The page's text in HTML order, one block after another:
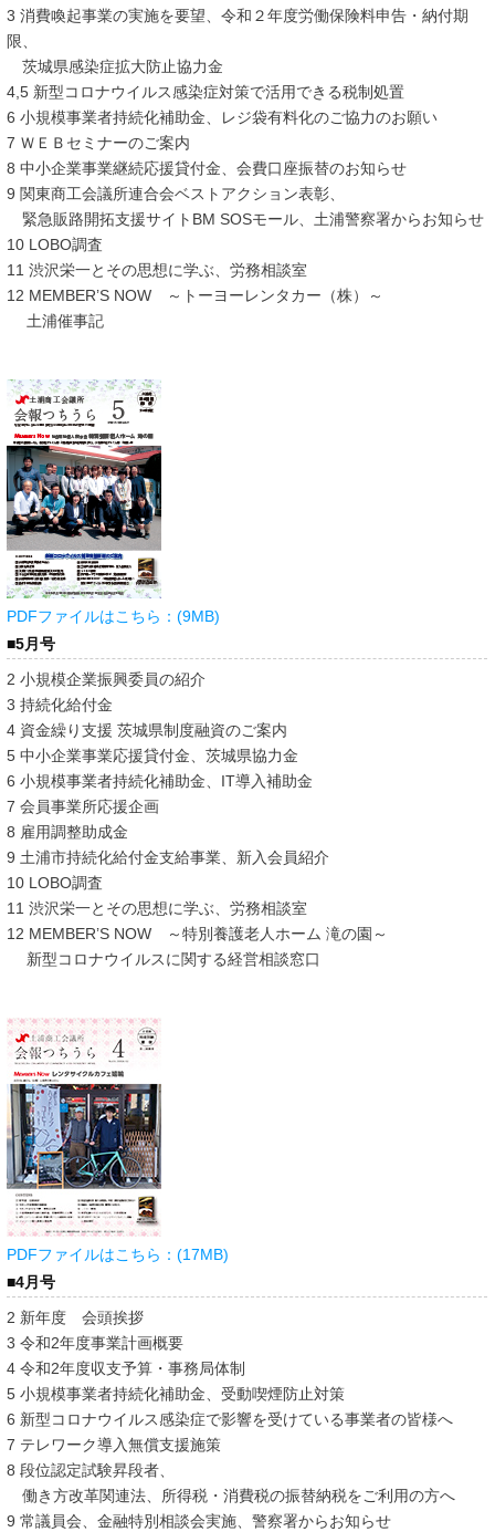
3 消費喚起事業の実施を要望、令和２年度労働保険料申告・納付期
限、
茨城県感染症拡大防止協力金
4,5 新型コロナウイルス感染症対策で活用できる税制処置
6 小規模事業者持続化補助金、レジ袋有料化のご協力のお願い
7 ＷＥＢセミナーのご案内
8 中小企業事業継続応援貸付金、会費口座振替のお知らせ
9 関東商工会議所連合会ベストアクション表彰、
緊急販路開拓支援サイトBM SOSモール、土浦警察署からお知らせ
10 LOBO調査
11 渋沢栄一とその思想に学ぶ、労務相談室
12 MEMBER’S NOW ～トーヨーレンタカー（株）～
土浦催事記
PDFファイルはこちら：(9MB)
■5月号
2 小規模企業振興委員の紹介
3 持続化給付金
4 資金繰り支援 茨城県制度融資のご案内
5 中小企業事業応援貸付金、茨城県協力金
6 小規模事業者持続化補助金、IT導入補助金
7 会員事業所応援企画
8 雇用調整助成金
9 土浦市持続化給付金支給事業、新入会員紹介
10 LOBO調査
11 渋沢栄一とその思想に学ぶ、労務相談室
12 MEMBER’S NOW ～特別養護老人ホーム 滝の園～
新型コロナウイルスに関する経営相談窓口
PDFファイルはこちら：(17MB)
■4月号
2 新年度 会頭挨拶
3 令和2年度事業計画概要
4 令和2年度収支予算・事務局体制
5 小規模事業者持続化補助金、受動喫煙防止対策
6 新型コロナウイルス感染症で影響を受けている事業者の皆様へ
7 テレワーク導入無償支援施策
8 段位認定試験昇段者、
働き方改革関連法、所得税・消費税の振替納税をご利用の方へ
9 常議員会、金融特別相談会実施、警察署からお知らせ